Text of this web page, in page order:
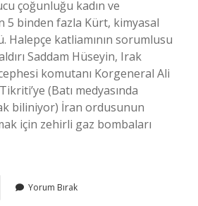
çoğunluğu kadın ve
5 binden fazla Kürt, kimyasal
Halepçe katliamının sorumlusu
Saddam Hüseyin, Irak
komutanı Korgeneral Ali
(Batı medyasında
biliniyor) İran ordusunun
için zehirli gaz bombaları
Yorum Bırak